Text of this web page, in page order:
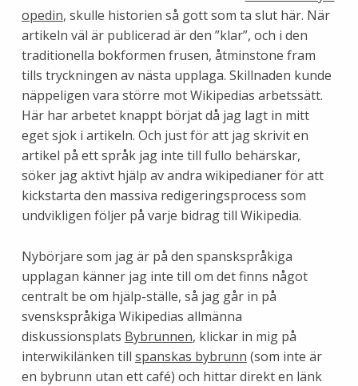
opedin, skulle historien så gott som ta slut här. När
artikeln väl är publicerad är den ”klar”, och i den
traditionella bokformen frusen, åtminstone fram
tills tryckningen av nästa upplaga. Skillnaden kunde
näppeligen vara större mot Wikipedias arbetssätt.
Här har arbetet knappt börjat då jag lagt in mitt
eget sjok i artikeln. Och just för att jag skrivit en
artikel på ett språk jag inte till fullo behärskar,
söker jag aktivt hjälp av andra wikipedianer för att
kickstarta den massiva redigeringsprocess som
undvikligen följer på varje bidrag till Wikipedia.
Nybörjare som jag är på den spanskspråkiga
upplagan känner jag inte till om det finns något
centralt be om hjälp-ställe, så jag går in på
svenskspråkiga Wikipedias allmänna
diskussionsplats Bybrunnen, klickar in mig på
interwikilänken till spanskas bybrunn (som inte är
en bybrunn utan ett café) och hittar direkt en länk